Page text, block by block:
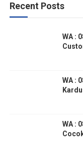
Recent Posts
WA :
WA :
WA :